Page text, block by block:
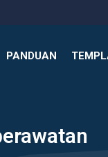
PANDUAN